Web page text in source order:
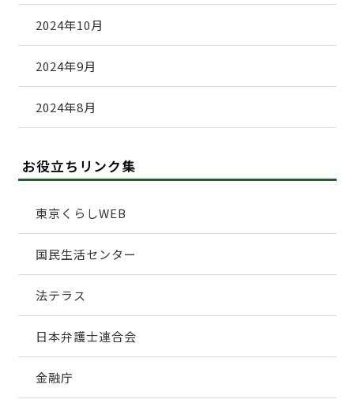
2024年10月
2024年9月
2024年8月
お役立ちリンク集
東京くらしWEB
国民生活センター
法テラス
日本弁護士連合会
金融庁